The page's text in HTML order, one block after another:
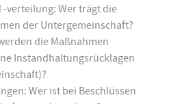
verteilung: Wer trägt die
der Untergemeinschaft?
die Maßnahmen
Instandhaltungsrücklagen
Wer ist bei Beschlüssen